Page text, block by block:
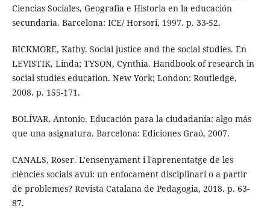
Ciencias Sociales, Geografía e Historia en la educación
secundaria. Barcelona: ICE/ Horsori, 1997. p. 33-52.
BICKMORE, Kathy. Social justice and the social studies. En
LEVISTIK, Linda; TYSON, Cynthia. Handbook of research in
social studies education. New York; London: Routledge,
2008. p. 155-171.
BOLÍVAR, Antonio. Educación para la ciudadanía: algo más
que una asignatura. Barcelona: Ediciones Graó, 2007.
CANALS, Roser. L'ensenyament i l'aprenentatge de les
ciències socials avui: un enfocament disciplinari o a partir
de problemes? Revista Catalana de Pedagogia, 2018. p. 63-
87.